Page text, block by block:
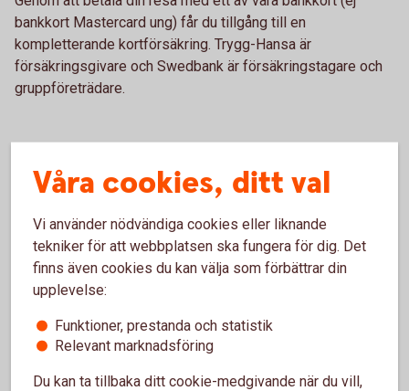
bankkort Mastercard ung) får du tillgång till en
kompletterande kortförsäkring. Trygg-Hansa är
försäkringsgivare och Swedbank är försäkringstagare och
gruppföreträdare.
Våra cookies, ditt val
Vi använder nödvändiga cookies eller liknande
tekniker för att webbplatsen ska fungera för dig. Det
finns även cookies du kan välja som förbättrar din
upplevelse:
Funktioner, prestanda och statistik
Relevant marknadsföring
Du kan ta tillbaka ditt cookie-medgivande när du vill,